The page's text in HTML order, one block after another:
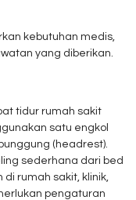
kebutuhan medis,
yang diberikan.
tidur rumah sakit
satu engkol
(headrest).
sederhana dari bed
rumah sakit, klinik,
pengaturan